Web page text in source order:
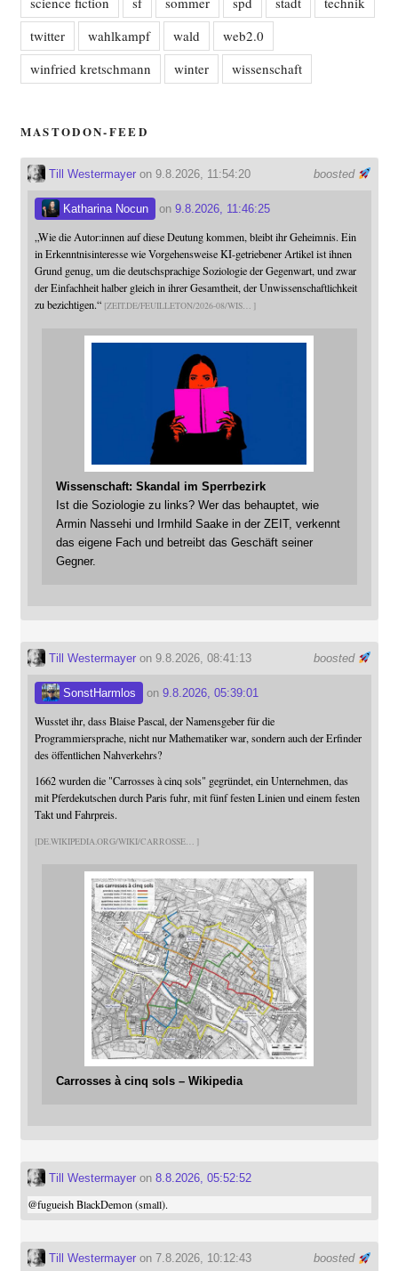
twitter
wahlkampf wald
web2.0
winfried kretschmann
winter wissenschaft
MASTODON-FEED
boosted
Till Westermayeron 9.8.2026, 11:54:20
Katharina Nocun on 9.8.2026, 11:46:25
„Wie die Autor:innen auf diese Deutung kommen, bleibt ihr Geheimnis. Ein
in Erkenntnisinteresse wie Vorgehensweise KI-getriebener Artikel ist ihnen
Grund genug, um die deutschsprachige Soziologie der Gegenwart, und zwar
der Einfachheit halber gleich in ihrer Gesamtheit, der Unwissenschaftlichkeit
zu bezichtigen.“ ZEIT.DE/FEUILLETON/2026-08/WIS
Wissenschaft: Skandal im Sperrbezirk
Ist die Soziologie zu links? Wer das behauptet, wie
Armin Nassehi und Irmhild Saake in der ZEIT, verkennt
das eigene Fach und betreibt das Geschäft seiner
Gegner.
boosted
Till Westermayeron 9.8.2026, 08:41:13
SonstHarmlos on 9.8.2026, 05:39:01
Wusstet ihr, dass Blaise Pascal, der Namensgeber für die
Programmiersprache, nicht nur Mathematiker war, sondern auch der Erfinder
des öffentlichen Nahverkehrs?
1662 wurden die "Carrosses à cinq sols" gegründet, ein Unternehmen, das
mit Pferdekutschen durch Paris fuhr, mit fünf festen Linien und einem festen
Takt und Fahrpreis.
DE.WIKIPEDIA.ORG/WIKI/CARROSSE
Carrosses à cinq sols – Wikipedia
Till Westermayeron 8.8.2026, 05:52:52
@fugueishBlackDemon (small).
boosted
Till Westermayeron 7.8.2026, 10:12:43